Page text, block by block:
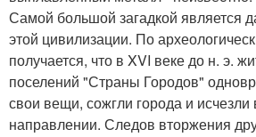
Самой большой загадкой является
этой цивилизации. По
получается, что в XVI веке до н. э.
поселений "Страны Городов"
свои вещи, сожгли города и исчезли
направлении. Следов вторжения